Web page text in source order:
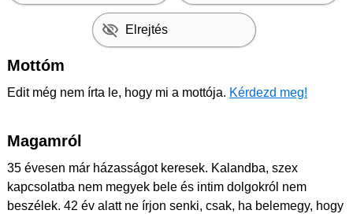
Elrejtés
Mottóm
Edit még nem írta le, hogy mi a mottója. Kérdezd meg!
Magamról
35 évesen már házasságot keresek. Kalandba, szex
kapcsolatba nem megyek bele és intim dolgokról nem
beszélek. 42 év alatt ne írjon senki, csak, ha belemegy, hogy